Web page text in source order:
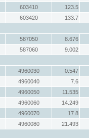
603410
123.5
603420
133.7
587050
8.676
587060
9.002
4960030
0.547
4960040
7.6
4960050
11.535
4960060
14.249
4960070
17.8
4960080
21.493